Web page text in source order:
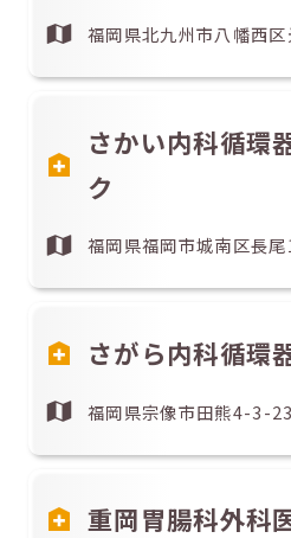
福岡県北九州市八幡西
さかい内科循環
ク
福岡県福岡市城南区長
さがら内科循環
福岡県宗像市田熊4-3-23
重岡胃腸科外科